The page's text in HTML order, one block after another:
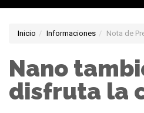
Inicio Informaciones Nota de
Nano
disfruta la